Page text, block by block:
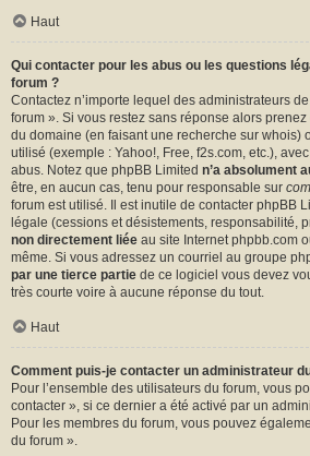
Haut
Qui contacter pour les abus ou les questions
forum ?
Contactez n’importe lequel des administrateurs
forum ». Si vous restez sans réponse alors
du domaine (en faisant une recherche sur whois)
utilisé (exemple : Yahoo!, Free, f2s.com, etc.),
abus. Notez que phpBB Limited n’a absolument
être, en aucun cas, tenu pour responsable sur
forum est utilisé. Il est inutile de contacter phpBB
légale (cessions et désistements, responsabilité,
non directement liée au site Internet phpbb.com
même. Si vous adressez un courriel au groupe
par une tierce partie de ce logiciel vous devez
très courte voire à aucune réponse du tout.
Haut
Comment puis-je contacter un administrateur
Pour l’ensemble des utilisateurs du forum, vous
contacter », si ce dernier a été activé par un
Pour les membres du forum, vous pouvez
du forum ».